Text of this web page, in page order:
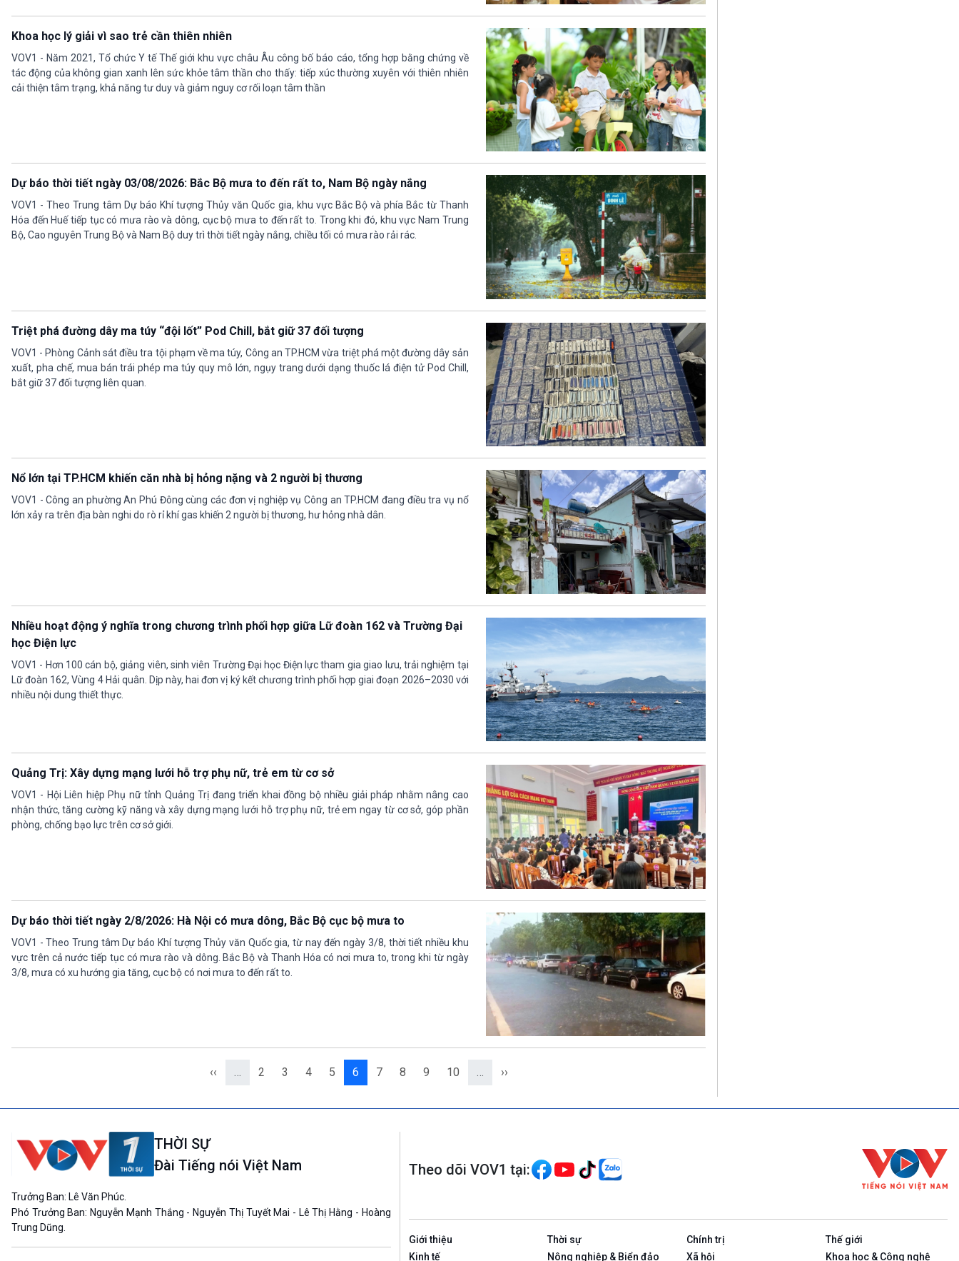
Khoa học lý giải vì sao trẻ cần thiên nhiên
VOV1 - Năm 2021, Tổ chức Y tế Thế giới khu vực châu Âu công bố báo cáo, tổng hợp bằng chứng về
tác động của không gian xanh lên sức khỏe tâm thần cho thấy: tiếp xúc thường xuyên với thiên nhiên
cải thiện tâm trạng, khả năng tư duy và giảm nguy cơ rối loạn tâm thần
Dự báo thời tiết ngày 03/08/2026: Bắc Bộ mưa to đến rất to, Nam Bộ ngày nắng
VOV1 - Theo Trung tâm Dự báo Khí tượng Thủy văn Quốc gia, khu vực Bắc Bộ và phía Bắc từ Thanh
Hóa đến Huế tiếp tục có mưa rào và dông, cục bộ mưa to đến rất to. Trong khi đó, khu vực Nam Trung
Bộ, Cao nguyên Trung Bộ và Nam Bộ duy trì thời tiết ngày nắng, chiều tối có mưa rào rải rác.
Triệt phá đường dây ma túy “đội lốt” Pod Chill, bắt giữ 37 đối tượng
VOV1 - Phòng Cảnh sát điều tra tội phạm về ma túy, Công an TP.HCM vừa triệt phá một đường dây sản
xuất, pha chế, mua bán trái phép ma túy quy mô lớn, ngụy trang dưới dạng thuốc lá điện tử Pod Chill,
bắt giữ 37 đối tượng liên quan.
Nổ lớn tại TP.HCM khiến căn nhà bị hỏng nặng và 2 người bị thương
VOV1 - Công an phường An Phú Đông cùng các đơn vị nghiệp vụ Công an TP.HCM đang điều tra vụ nổ
lớn xảy ra trên địa bàn nghi do rò rỉ khí gas khiến 2 người bị thương, hư hỏng nhà dân.
Nhiều hoạt động ý nghĩa trong chương trình phối hợp giữa Lữ đoàn 162 và Trường Đại
học Điện lực
VOV1 - Hơn 100 cán bộ, giảng viên, sinh viên Trường Đại học Điện lực tham gia giao lưu, trải nghiệm tại
Lữ đoàn 162, Vùng 4 Hải quân. Dịp này, hai đơn vị ký kết chương trình phối hợp giai đoạn 2026–2030 với
nhiều nội dung thiết thực.
Quảng Trị: Xây dựng mạng lưới hỗ trợ phụ nữ, trẻ em từ cơ sở
VOV1 - Hội Liên hiệp Phụ nữ tỉnh Quảng Trị đang triển khai đồng bộ nhiều giải pháp nhằm nâng cao
nhận thức, tăng cường kỹ năng và xây dựng mạng lưới hỗ trợ phụ nữ, trẻ em ngay từ cơ sở, góp phần
phòng, chống bạo lực trên cơ sở giới.
Dự báo thời tiết ngày 2/8/2026: Hà Nội có mưa dông, Bắc Bộ cục bộ mưa to
VOV1 - Theo Trung tâm Dự báo Khí tượng Thủy văn Quốc gia, từ nay đến ngày 3/8, thời tiết nhiều khu
vực trên cả nước tiếp tục có mưa rào và dông. Bắc Bộ và Thanh Hóa có nơi mưa to, trong khi từ ngày
3/8, mưa có xu hướng gia tăng, cục bộ có nơi mưa to đến rất to.
‹‹ … 2 3 4 5 6 7 8 9 10 … ››
THỜI SỰ
Đài Tiếng nói Việt Nam
Trưởng Ban: Lê Văn Phúc.
Phó Trưởng Ban: Nguyễn Mạnh Thắng - Nguyễn Thị Tuyết Mai - Lê Thị Hằng - Hoàng
Trung Dũng.
Theo dõi VOV1 tại:
Giới thiệu Thời sự Chính trị
Thế giới
Kinh tế
Nông nghiệp & Biển đảo Xã hội Khoa học & Công nghệ